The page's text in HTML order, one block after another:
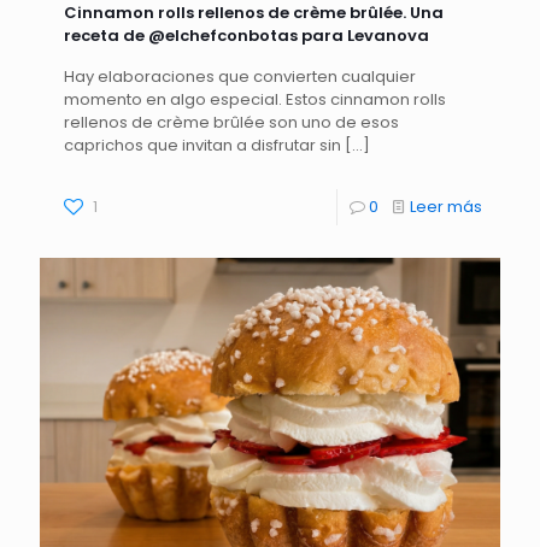
Cinnamon rolls rellenos de crème brûlée. Una
receta de @elchefconbotas para Levanova
Hay elaboraciones que convierten cualquier
momento en algo especial. Estos cinnamon rolls
rellenos de crème brûlée son uno de esos
caprichos que invitan a disfrutar sin […]
1 0 Leer más